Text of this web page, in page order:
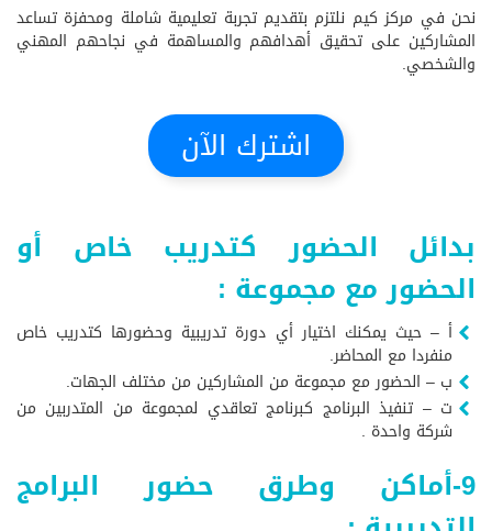
نحن في مركز كيم نلتزم بتقديم تجربة تعليمية شاملة ومحفزة تساعد
المشاركين على تحقيق أهدافهم والمساهمة في نجاحهم المهني
والشخصي.
اشترك الآن
بدائل الحضور كتدريب خاص أو
الحضور مع مجموعة :
أ – حيث يمكنك اختيار أي دورة تدريبية وحضورها كتدريب خاص
منفردا مع المحاضر.
ب – الحضور مع مجموعة من المشاركين من مختلف الجهات.
ت – تنفيذ البرنامج كبرنامج تعاقدي لمجموعة من المتدربين من
شركة واحدة .
9-أماكن وطرق حضور البرامج